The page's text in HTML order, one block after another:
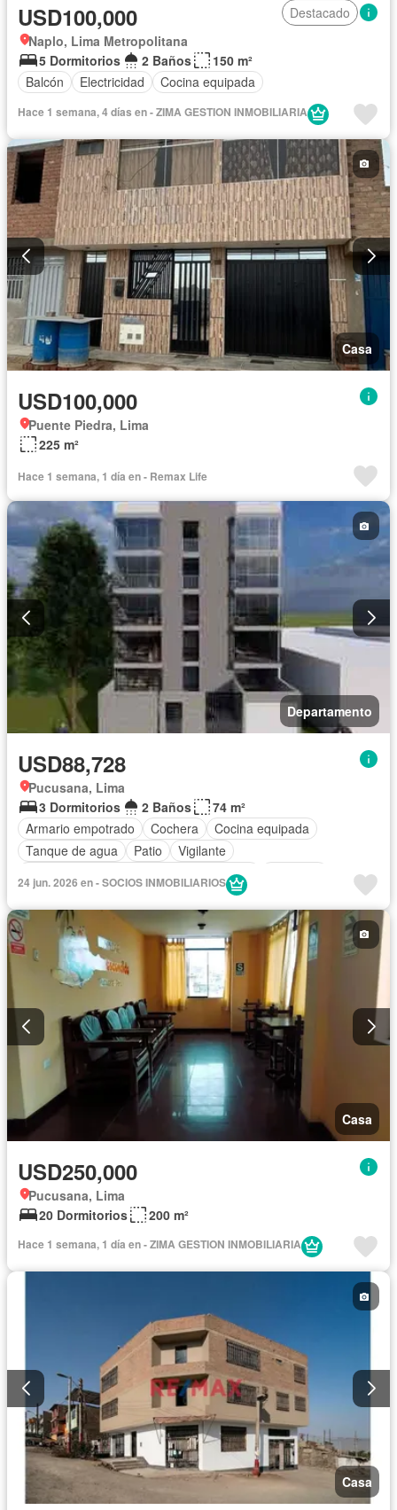
USD100,000
Destacado
Naplo, Lima Metropolitana
5 Dormitorios
2 Baños
150 m²
Balcón
Electricidad Cocina equipada
Hace 1 semana, 4 días en - ZIMA GESTION INMOBILIARIA
Casa
USD100,000
Puente Piedra, Lima
225 m²
Hace 1 semana, 1 día en - Remax Life
Departamento
USD88,728
Pucusana, Lima
3 Dormitorios
2 Baños
74 m²
Armario empotrado
Cochera
Cocina equipada
Tanque de agua
Patio
Vigilante
Acceso para personas con discapacidad
Caseta de vigilancia
Piscina
Permite mascotas
24 jun. 2026 en - SOCIOS INMOBILIARIOS
Casa
USD250,000
Pucusana, Lima
20 Dormitorios
200 m²
Hace 1 semana, 1 día en - ZIMA GESTION INMOBILIARIA
Casa